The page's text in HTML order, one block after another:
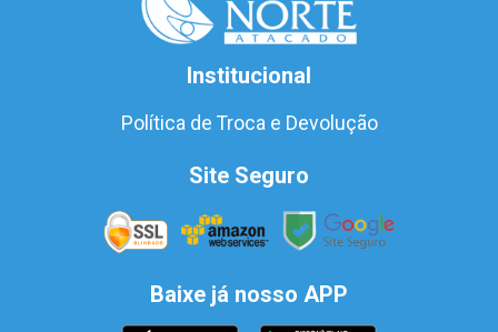
Institucional
Política de Troca e Devolução
Site Seguro
Baixe já nosso APP